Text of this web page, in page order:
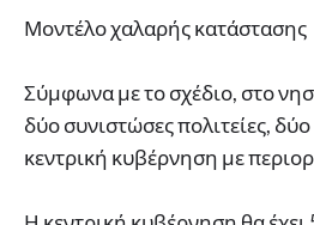
Μοντέλο χαλαρής κατάστασης
Σύμφωνα με το σχέδιο, στο
δύο συνιστώσες πολιτείες,
κεντρική κυβέρνηση με